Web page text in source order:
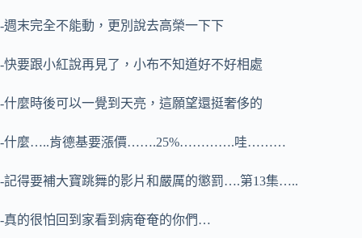
-週末完全不能動，更別說去高榮一下下
-快要跟小紅說再見了，小布不知道好不好相處
-什麼時後可以一覺到天亮，這願望還挺奢侈的
-什麼…..肯德基要漲價…….25%………….哇………
-記得要補大寶跳舞的影片和嚴厲的懲罰….第13集…..
-真的很怕回到家看到病奄奄的你們…